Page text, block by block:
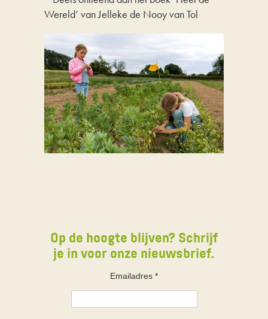
Wereld’ van Jelleke de Nooy van Tol
Op de hoogte blijven? Schrijf
je in voor onze nieuwsbrief.
Emailadres *